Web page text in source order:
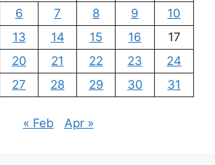
6 7 8 9
10
13 14 15 16
17
20 21 22 23
24
27 28 29 30 31
« Feb Apr »